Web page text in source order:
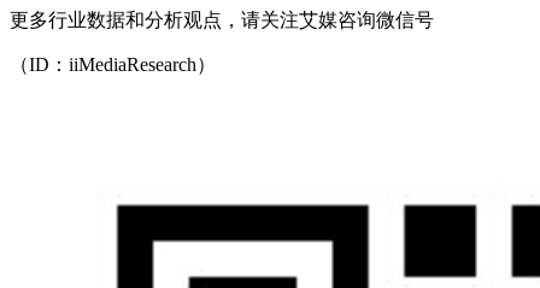
更多行业数据和分析观点，请关注艾媒咨询微信号
（ID：iiMediaResearch）